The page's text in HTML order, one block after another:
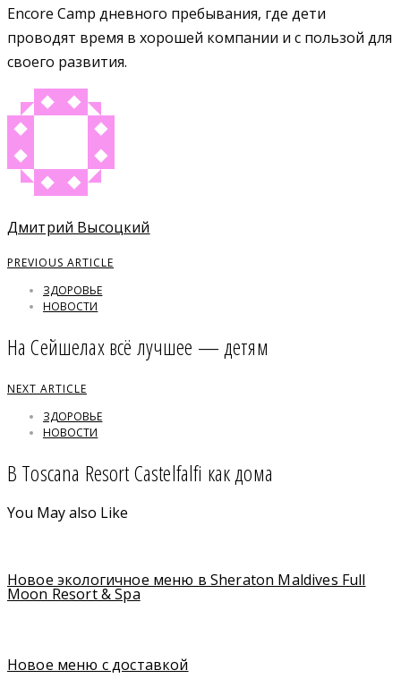
Encore Camp дневного пребывания, где дети
проводят время в хорошей компании и с пользой для
своего развития.
Дмитрий Высоцкий
PREVIOUS ARTICLE
ЗДОРОВЬЕ
НОВОСТИ
На Сейшелах всё лучшее — детям
NEXT ARTICLE
ЗДОРОВЬЕ
НОВОСТИ
В Toscana Resort Castelfalfi как дома
You May also Like
Новое экологичное меню в Sheraton Maldives Full
Moon Resort & Spa
Новое меню с доставкой